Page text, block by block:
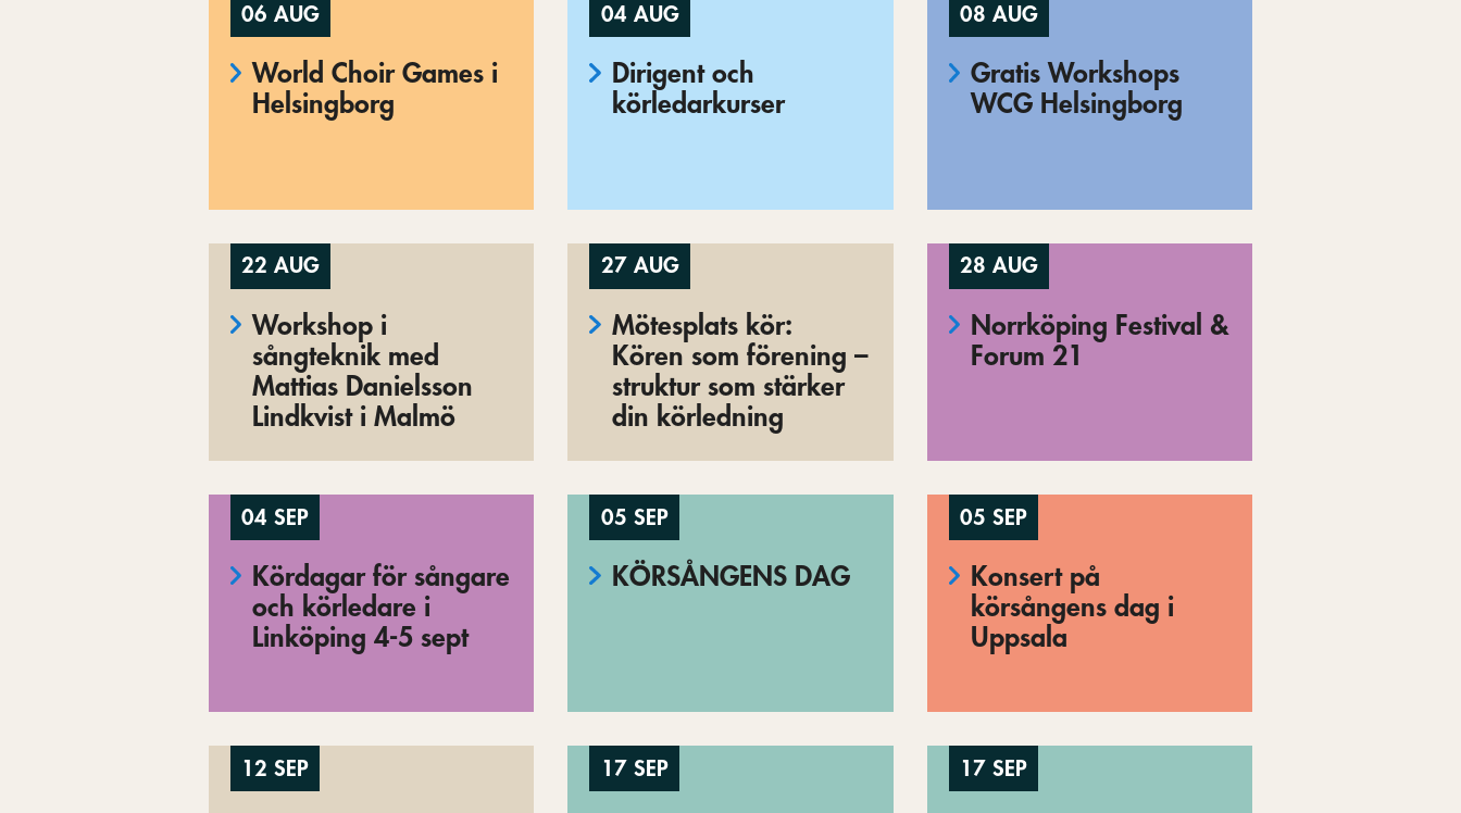
06 AUG
World Choir Games i
Helsingborg
04 AUG
Dirigent och
körledarkurser
08 AUG
Gratis Workshops
WCG Helsingborg
22 AUG
Workshop i
sångteknik med
Mattias Danielsson
Lindkvist i Malmö
27 AUG
Mötesplats kör:
Kören som förening –
struktur som stärker
din körledning
28 AUG
Norrköping Festival &
Forum 21
04 SEP
Kördagar för sångare
och körledare i
Linköping 4-5 sept
05 SEP
KÖRSÅNGENS DAG
05 SEP
Konsert på
körsångens dag i
Uppsala
12 SEP 17 SEP 17 SEP